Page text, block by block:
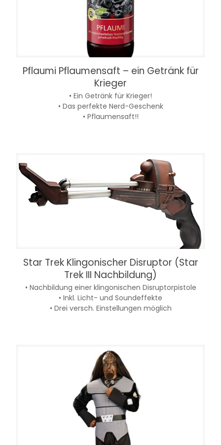
Pflaumi Pflaumensaft – ein Getränk für
Krieger
• Ein Getränk für Krieger!
• Das perfekte Nerd-Geschenk
• Pflaumensaft!!
Star Trek Klingonischer Disruptor (Star
Trek III Nachbildung)
• Nachbildung einer klingonischen Disruptorpistole
• Inkl. Licht- und Soundeffekte
• Drei versch. Einstellungen möglich